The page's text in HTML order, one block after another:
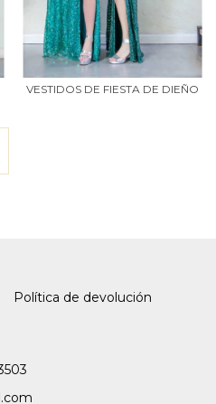
VESTIDOS DE FIESTA DE DIEÑO
Política de devolución